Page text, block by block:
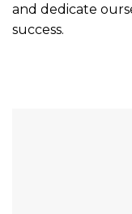
and dedicate
success.